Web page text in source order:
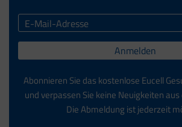
Anmelden
Abonnieren Sie das kostenlose Eucell
und verpassen Sie keine Neuigkeiten aus
Die Abmeldung ist jederzeit